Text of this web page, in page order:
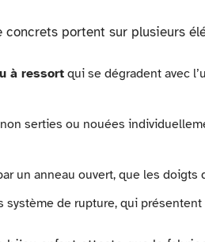
portent sur plusieurs
à ressort qui se dégradent avec
serties ou nouées
un anneau ouvert, que les
système de rupture, qui